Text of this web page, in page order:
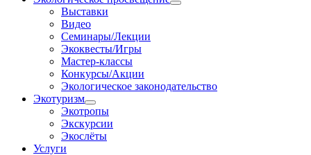
Выставки
Видео
Семинары/Лекции
Экоквесты/Игры
Мастер-классы
Конкурсы/Акции
Экологическое законодательство
Экотуризм
Экотропы
Экскурсии
Экослёты
Услуги